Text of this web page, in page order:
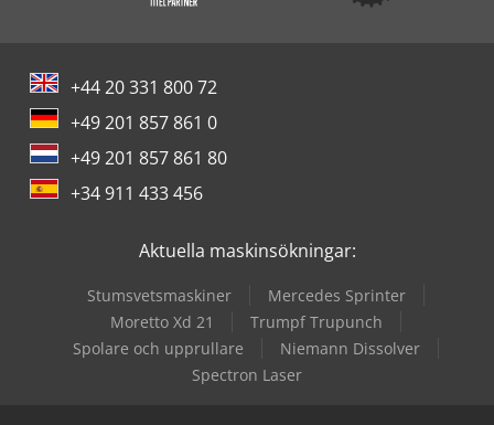
+44 20 331 800 72
+49 201 857 861 0
+49 201 857 861 80
+34 911 433 456
Aktuella maskinsökningar:
Stumsvetsmaskiner
Mercedes Sprinter
Moretto Xd 21
Trumpf Trupunch
Spolare och upprullare
Niemann Dissolver
Spectron Laser